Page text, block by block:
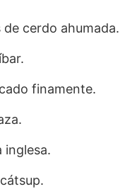
cerdo ahumada.
finamente.
inglesa.